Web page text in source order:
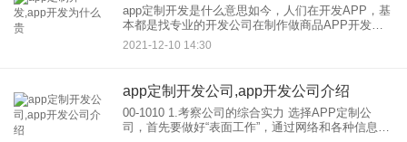
app定制开发是什么意思如今，人们在开发APP，基
本都是找专业的开发公司在制作做商品APP开发是
我们经常听到的一句话。app定制开发是什么意思？
2021-12-10 14:30
app定制开发公司,app开发公司介绍
00-1010 1.考察公司的综合实力 选择APP定制公
司，首先要做好“表面工作”，通过网络和各种信息渠